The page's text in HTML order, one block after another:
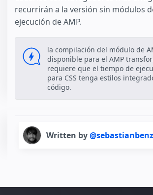
recurrirán a la versión sin módulos
ejecución de AMP.
la compilación del módulo de
disponible para el AMP
requiere que el tiempo de
para CSS tenga estilos
código.
Written by@sebastianbenz